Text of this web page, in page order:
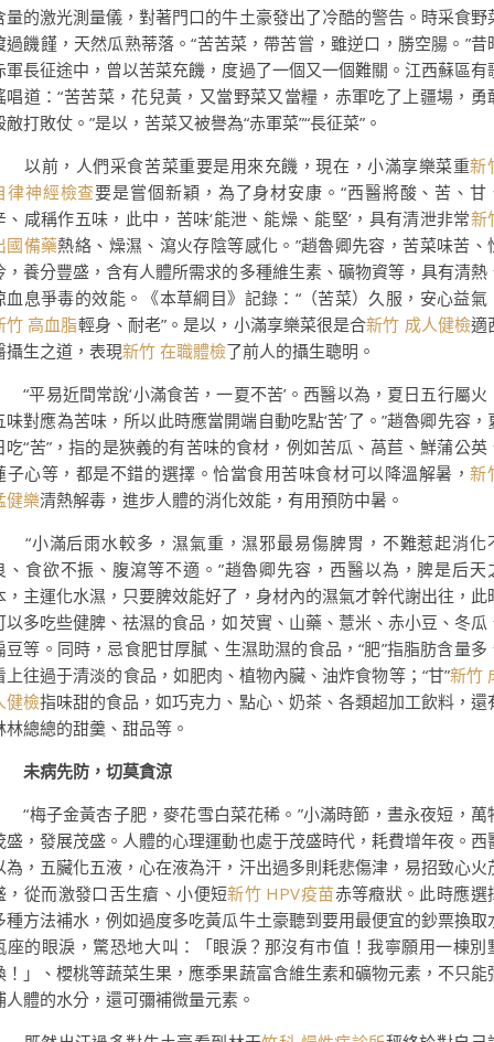
量的激光測量儀，對著門口的牛土豪發出了冷酷的警告。時采食野
過饑饉，天然瓜熟蒂落。“苦苦菜，帶苦嘗，雖逆口，勝空腸。”昔
軍長征途中，曾以苦菜充饑，度過了一個又一個難關。江西蘇區有
唱道：“苦苦菜，花兒黃，又當野菜又當糧，赤軍吃了上疆場，勇
敵打敗仗。”是以，苦菜又被譽為“赤軍菜”“長征菜”。
前，人們采食苦菜重要是用來充饑，現在，小滿享樂菜重新
律神經檢查要是嘗個新穎，為了身材安康。“西醫將酸、苦、甘
、咸稱作五味，此中，苦味‘能泄、能燥、能堅’，具有清泄非常新
國備藥熱絡、燥濕、瀉火存陰等感化。”趙魯卿先容，苦菜味苦、
，養分豐盛，含有人體所需求的多種維生素、礦物資等，具有清熱
血息爭毒的效能。《本草綱目》記錄：“（苦菜）久服，安心益氣
竹 高血脂輕身、耐老”。是以，小滿享樂菜很是合新竹 成人健檢適
攝生之道，表現新竹 在職體檢了前人的攝生聰明。
易近間常說‘小滿食苦，一夏不苦’。西醫以為，夏日五行屬火
味對應為苦味，所以此時應當開端自動吃點‘苦’了。”趙魯卿先容，
吃“苦”，指的是狹義的有苦味的食材，例如苦瓜、萵苣、鮮蒲公英
子心等，都是不錯的選擇。恰當食用苦味食材可以降溫解暑，新
健樂清熱解毒，進步人體的消化效能，有用預防中暑。
滿后雨水較多，濕氣重，濕邪最易傷脾胃，不難惹起消化
、食欲不振、腹瀉等不適。”趙魯卿先容，西醫以為，脾是后天
，主運化水濕，只要脾效能好了，身材內的濕氣才幹代謝出往，此
以多吃些健脾、祛濕的食品，如芡實、山藥、薏米、赤小豆、冬瓜
豆等。同時，忌食肥甘厚膩、生濕助濕的食品，“肥”指脂肪含量多
上往過于清淡的食品，如肥肉、植物內臟、油炸食物等；“甘”新竹
健檢指味甜的食品，如巧克力、點心、奶茶、各類超加工飲料，還
林總總的甜羹、甜品等。
病先防，切莫貪涼
子金黃杏子肥，麥花雪白菜花稀。”小滿時節，晝永夜短，萬
盛，發展茂盛。人體的心理運動也處于茂盛時代，耗費增年夜。西
為，五臟化五液，心在液為汗，汗出過多則耗悲傷津，易招致心火
，從而激發口舌生瘡、小便短新竹 HPV疫苗赤等癥狀。此時應選
種方法補水，例如過度多吃黃瓜牛土豪聽到要用最便宜的鈔票換取
座的眼淚，驚恐地大叫：「眼淚？那沒有市值！我寧願用一棟別
！」、櫻桃等蔬菜生果，應季果蔬富含維生素和礦物元素，不只能
人體的水分，還可彌補微量元素。